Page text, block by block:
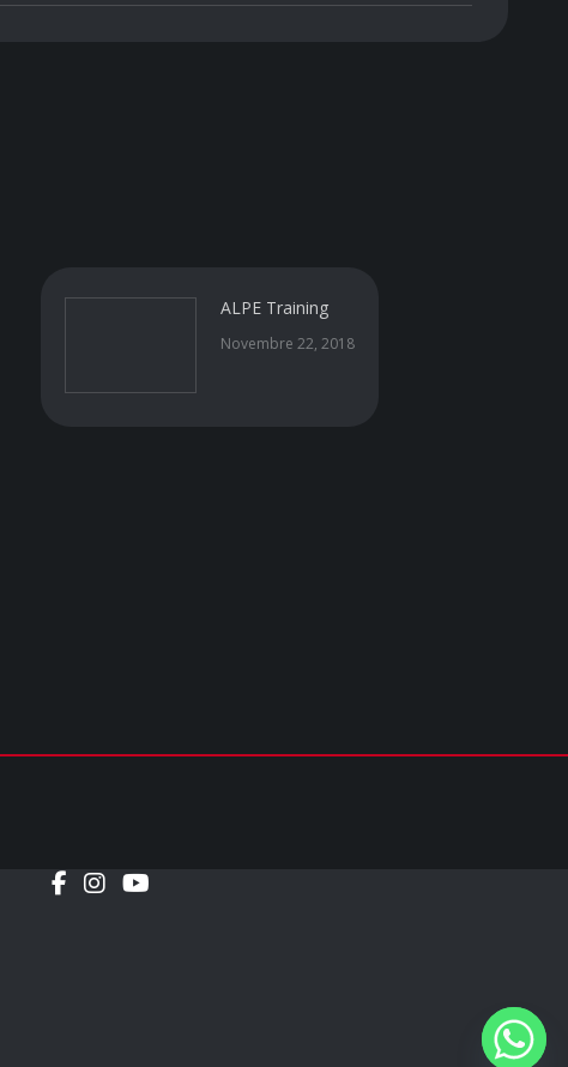
ALPE Training
Novembre 22, 2018